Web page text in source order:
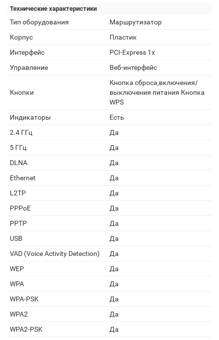
Технические характеристики
Тип оборудования
Маршрутизатор
Корпус
Пластик
Интерфейс
PCI-Express 1x
Управление
Веб-интерфейс
Кнопки
Кнопка сброса,включения/
выключения питания Кнопка
WPS
Индикаторы
Есть
2.4 ГГц
Да
5 ГГц
Да
DLNA
Да
Ethernet
Да
L2TP
Да
PPPoE
Да
PPTP
Да
USB
Да
VAD (Voice Activity Detection)
Да
WEP
Да
WPA
Да
WPA-PSK
Да
WPA2
Да
WPA2-PSK
Да